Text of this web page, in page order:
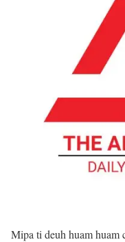
Mipa ti deuh huam huam